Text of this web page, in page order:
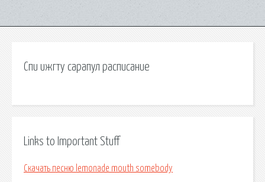
Спи ижгту сарапул расписание
Links to Important Stuff
Скачать песню lemonade mouth somebody